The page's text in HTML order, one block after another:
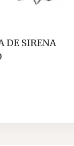
DE SIRENA